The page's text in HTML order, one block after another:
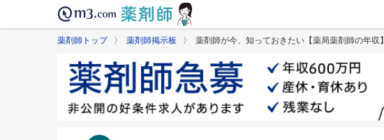
薬剤師トップ〉 薬剤師掲示板 〉 薬剤師が今、知っておきたい【薬局薬剤師の年収】